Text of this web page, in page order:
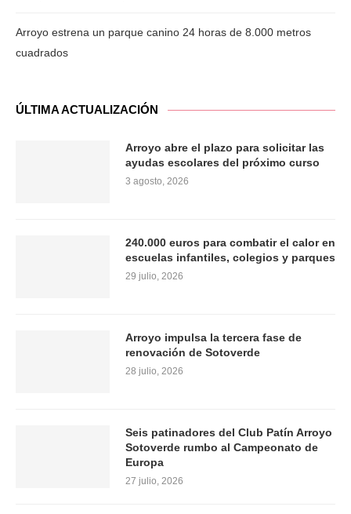
Arroyo estrena un parque canino 24 horas de 8.000 metros
cuadrados
ÚLTIMA ACTUALIZACIÓN
Arroyo abre el plazo para solicitar las
ayudas escolares del próximo curso
3 agosto, 2026
240.000 euros para combatir el calor en
escuelas infantiles, colegios y parques
29 julio, 2026
Arroyo impulsa la tercera fase de
renovación de Sotoverde
28 julio, 2026
Seis patinadores del Club Patín Arroyo
Sotoverde rumbo al Campeonato de
Europa
27 julio, 2026